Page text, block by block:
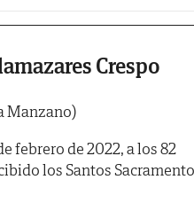
Crespo
Manzano)
febrero de 2022, a los 82
los Santos